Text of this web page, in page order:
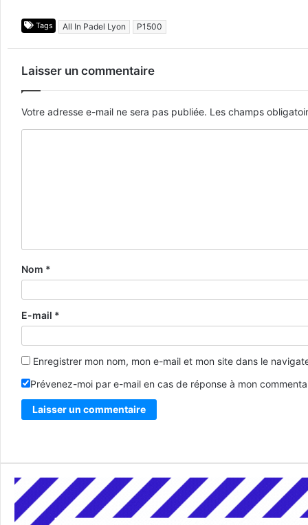
Tags All In Padel Lyon P1500
Laisser un commentaire
Votre adresse e-mail ne sera pas publiée. Les champs
Nom *
E-mail *
Enregistrer mon nom, mon e-mail et mon site dans le
Prévenez-moi par e-mail en cas de réponse à mon